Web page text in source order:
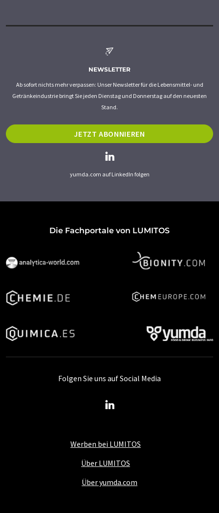
NEWSLETTER
Ab sofort nichts mehr verpassen: Unser Newsletter für die Lebensmittel- und
Getränkeindustrie bringt Sie jeden Dienstag und Donnerstag auf den neuesten
Stand.
JETZT ABONNIEREN
yumda.com auf LinkedIn folgen
Die Fachportale von LUMITOS
Werben bei LUMITOS
Über LUMITOS
Über yumda.com
Folgen Sie uns auf Social Media